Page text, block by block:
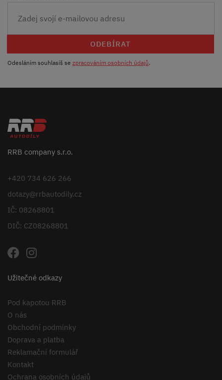
ODEBÍRAT
Odesláním souhlasíš se zpracováním osobních údajů.
RRB company s.r.o.
+420 734 626 266
dotazy@rrbautodily.cz
IČ: 08268801
DIČ: CZ08268801
Užitečné odkazy
Pod kapotou RRB
O nás
Obchodní podmínky
Doprava a platba
Reklamační formulář
Kontakt
Ochrana osobních údajů